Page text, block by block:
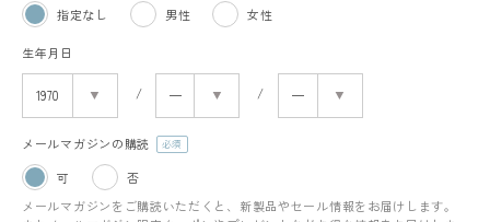
指定なし
男性 女性
生年月日
メールマガジンの購読
可
否
メールマガジンをご購読いただくと、新製品やセール情報をお届けします。